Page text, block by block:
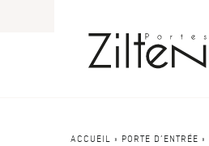
ACCUEIL » PORTE D’ENTRÉE »